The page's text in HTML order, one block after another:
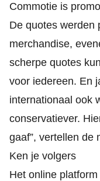
Commotie is
De quotes werden
merchandise,
scherpe quotes
voor iedereen. En
internationaal ook
conservatiever.
gaaf”, vertellen de
Ken je volgers
Het online